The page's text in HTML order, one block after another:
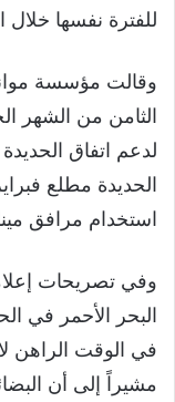
للفترة نفسها خلال العام
وقالت مؤسسة
الثامن من الشهر
لدعم اتفاق
الحديدة مطلع
استخدام مرافق
وفي تصريحات
البحر الأحمر في
في الوقت الراهن
مشيراً إلى أن